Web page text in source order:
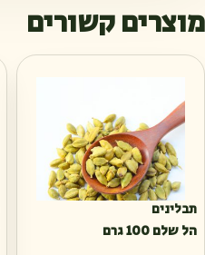
מוצרים קשורים
תבלינים
הל שלם 100 גרם